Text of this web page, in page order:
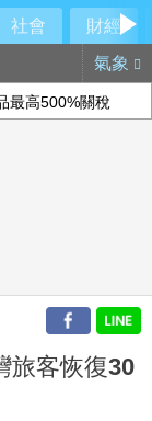
社會
財經
氣象
最高500%關稅
客恢復30